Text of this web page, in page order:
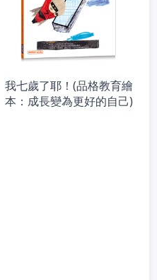
我七歲了耶！(品格教育繪
本：成長變為更好的自己)